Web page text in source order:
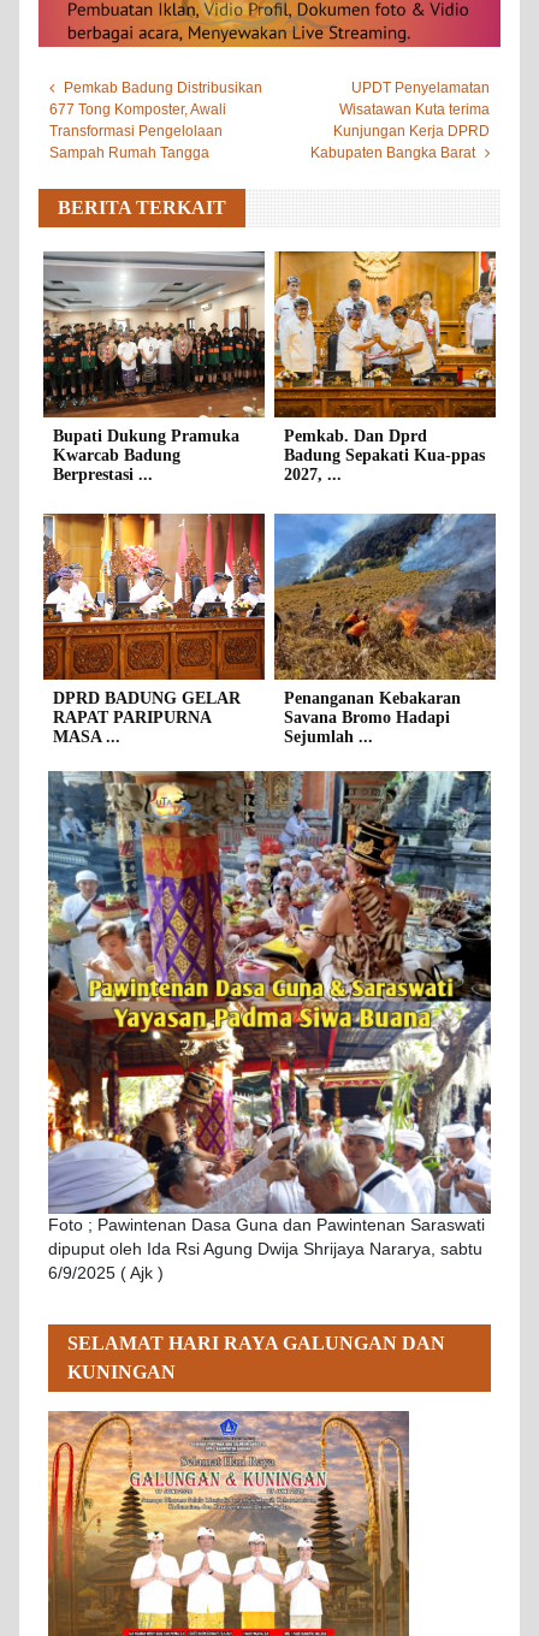
Pemkab Badung Distribusikan
677 Tong Komposter, Awali
Transformasi Pengelolaan
Sampah Rumah Tangga
UPDT Penyelamatan
Wisatawan Kuta terima
Kunjungan Kerja DPRD
Kabupaten Bangka Barat
BERITA TERKAIT
Bupati Dukung Pramuka
Kwarcab Badung
Berprestasi ...
Pemkab. Dan Dprd
Badung Sepakati Kua-ppas
2027, ...
DPRD BADUNG GELAR
RAPAT PARIPURNA
MASA ...
Penanganan Kebakaran
Savana Bromo Hadapi
Sejumlah ...
Foto ; Pawintenan Dasa Guna dan Pawintenan Saraswati
dipuput oleh Ida Rsi Agung Dwija Shrijaya Nararya, sabtu
6/9/2025 ( Ajk )
SELAMAT HARI RAYA GALUNGAN DAN
KUNINGAN